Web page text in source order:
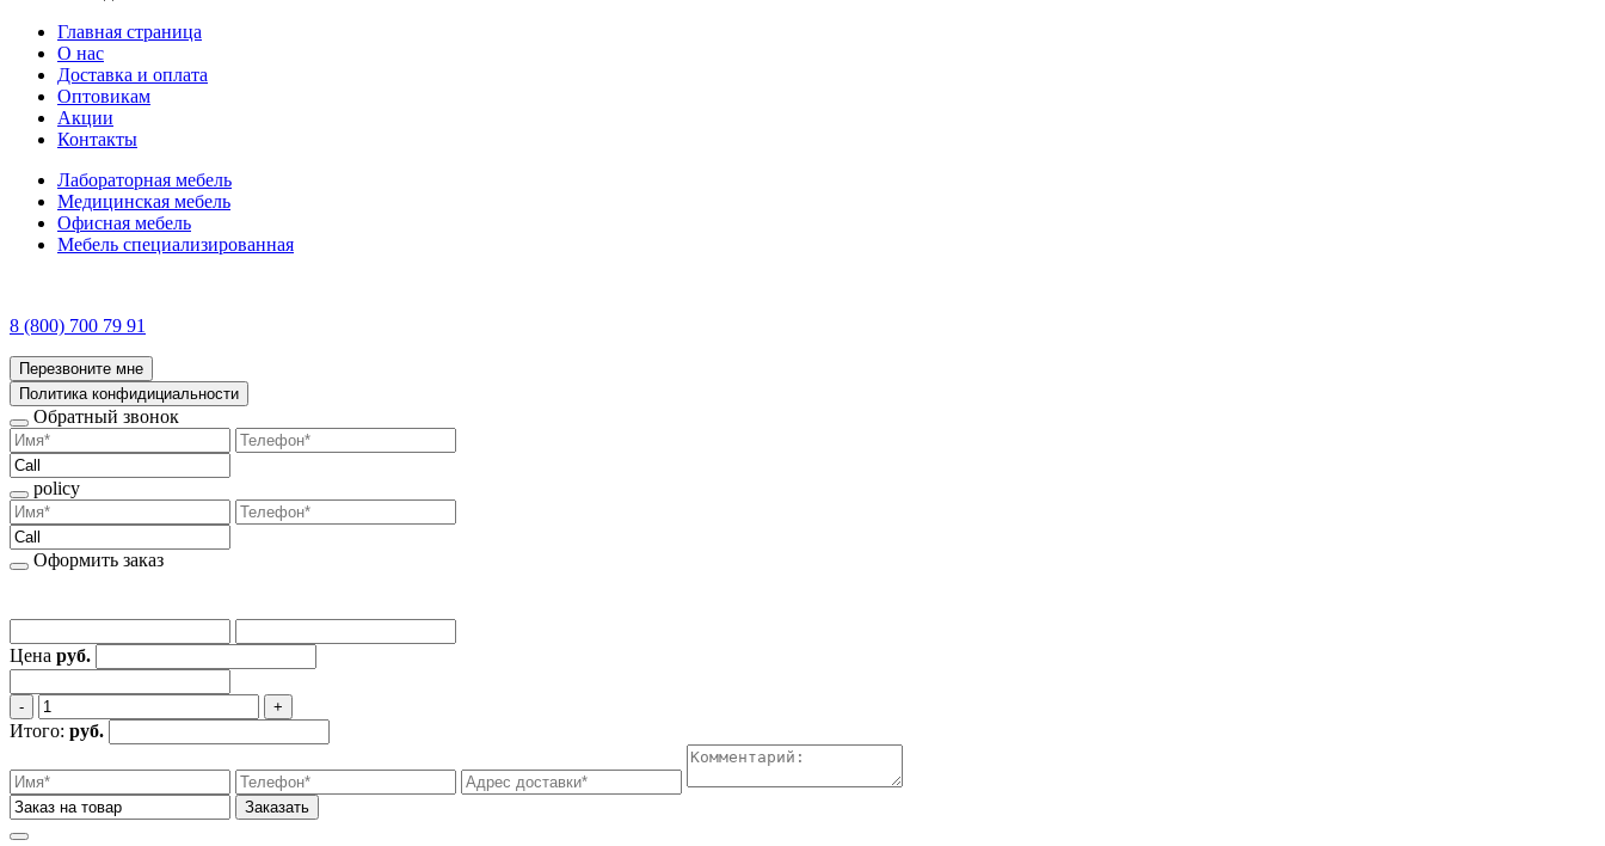
Главная страница
О нас
Доставка и оплата
Оптовикам
Акции
Контакты
Лабораторная мебель
Медицинская мебель
Офисная мебель
Мебель специализированная
8 (800) 700 79 91
Перезвоните мне
Политика конфидициальности
Обратный звонок
policy
Оформить заказ
Цена руб.
‐ +
Итого: руб.
Заказать